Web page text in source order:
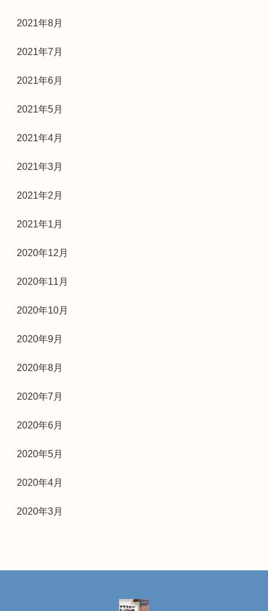
2021年8月
2021年7月
2021年6月
2021年5月
2021年4月
2021年3月
2021年2月
2021年1月
2020年12月
2020年11月
2020年10月
2020年9月
2020年8月
2020年7月
2020年6月
2020年5月
2020年4月
2020年3月